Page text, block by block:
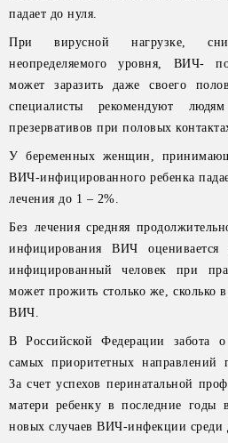
падает до нуля.
При вирусной нагрузке,
неопределяемого уровня, ВИЧ-
может заразить даже своего
специалисты рекомендуют
презервативов при половых
У беременных женщин,
ВИЧ-инфицированного ребенка
лечения до 1 – 2%.
Без лечения средняя
инфицирования ВИЧ
инфицированный человек при
может прожить столько же, сколько
ВИЧ.
В Российской Федерации забота
самых приоритетных направлений
За счет успехов перинатальной
матери ребенку в последние годы
новых случаев ВИЧ-инфекции среди